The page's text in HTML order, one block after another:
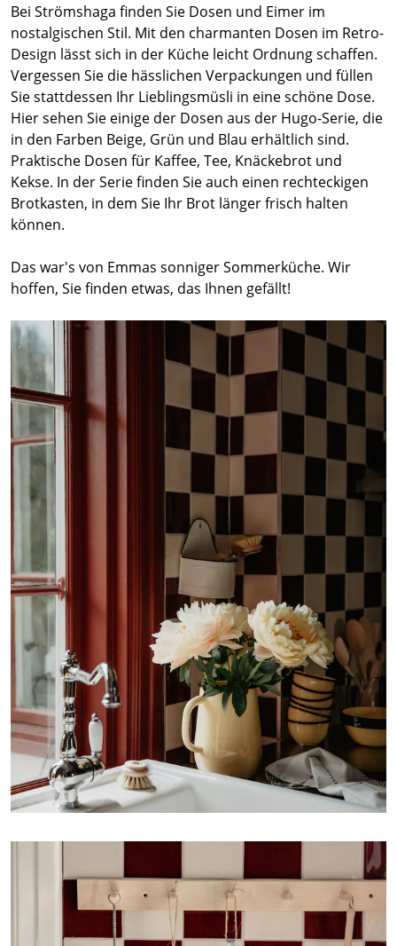
Bei Strömshaga finden Sie Dosen und Eimer im
nostalgischen Stil. Mit den charmanten Dosen im Retro-
Design lässt sich in der Küche leicht Ordnung schaffen.
Vergessen Sie die hässlichen Verpackungen und füllen
Sie stattdessen Ihr Lieblingsmüsli in eine schöne Dose.
Hier sehen Sie einige der Dosen aus der Hugo-Serie, die
in den Farben Beige, Grün und Blau erhältlich sind.
Praktische Dosen für Kaffee, Tee, Knäckebrot und
Kekse. In der Serie finden Sie auch einen rechteckigen
Brotkasten, in dem Sie Ihr Brot länger frisch halten
können.
Das war's von Emmas sonniger Sommerküche. Wir
hoffen, Sie finden etwas, das Ihnen gefällt!